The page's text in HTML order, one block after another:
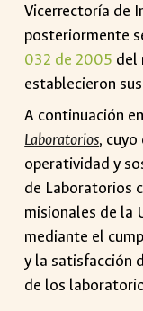
Vicerrectoría de
posteriormente
032 de 2005 del
establecieron sus
A continuación
Laboratorios,
operatividad y
de Laboratorios
misionales de la
mediante el
y la satisfacción
de los